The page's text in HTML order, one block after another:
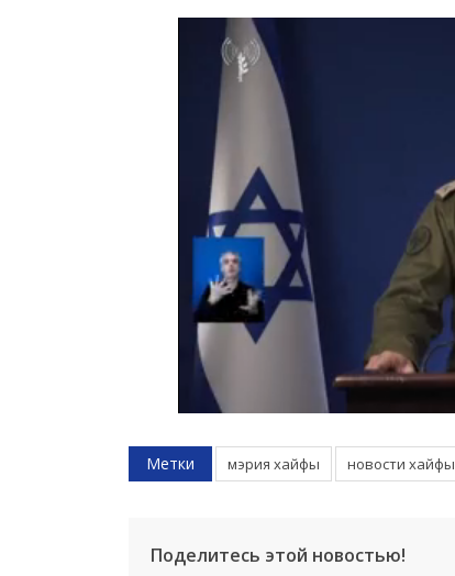
Метки мэрия хайфы новости хайфы
Поделитесь этой новостью!